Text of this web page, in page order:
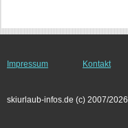
Impressum Kontakt
skiurlaub-infos.de (c) 2007/2026